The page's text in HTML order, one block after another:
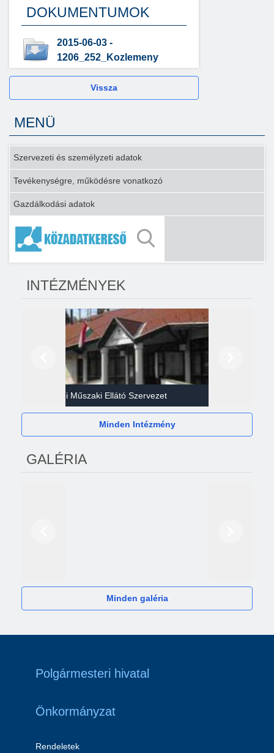
DOKUMENTUMOK
2015-06-03 -
1206_252_Kozlemeny
Vissza
MENÜ
Szervezeti és személyzeti adatok
Tevékenységre, működésre vonatkozó
Gazdálkodási adatok
INTÉZMÉNYEK
Gazdasági Műszaki Ellátó Szervezet
Minden Intézmény
GALÉRIA
Minden galéria
Polgármesteri hivatal
Önkormányzat
Rendeletek